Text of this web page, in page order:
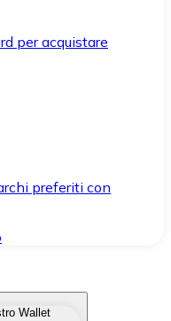
per acquistare
preferiti con
Wallet